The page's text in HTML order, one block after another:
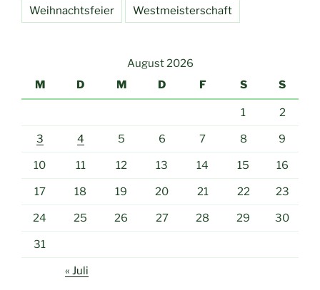
Weihnachtsfeier Westmeisterschaft
August 2026
M
D M D F S S
1 2
3 4 5 6 7 8 9
10 11 12 13 14 15 16
17 18 19 20 21 22 23
24 25 26 27 28 29 30
31
« Juli